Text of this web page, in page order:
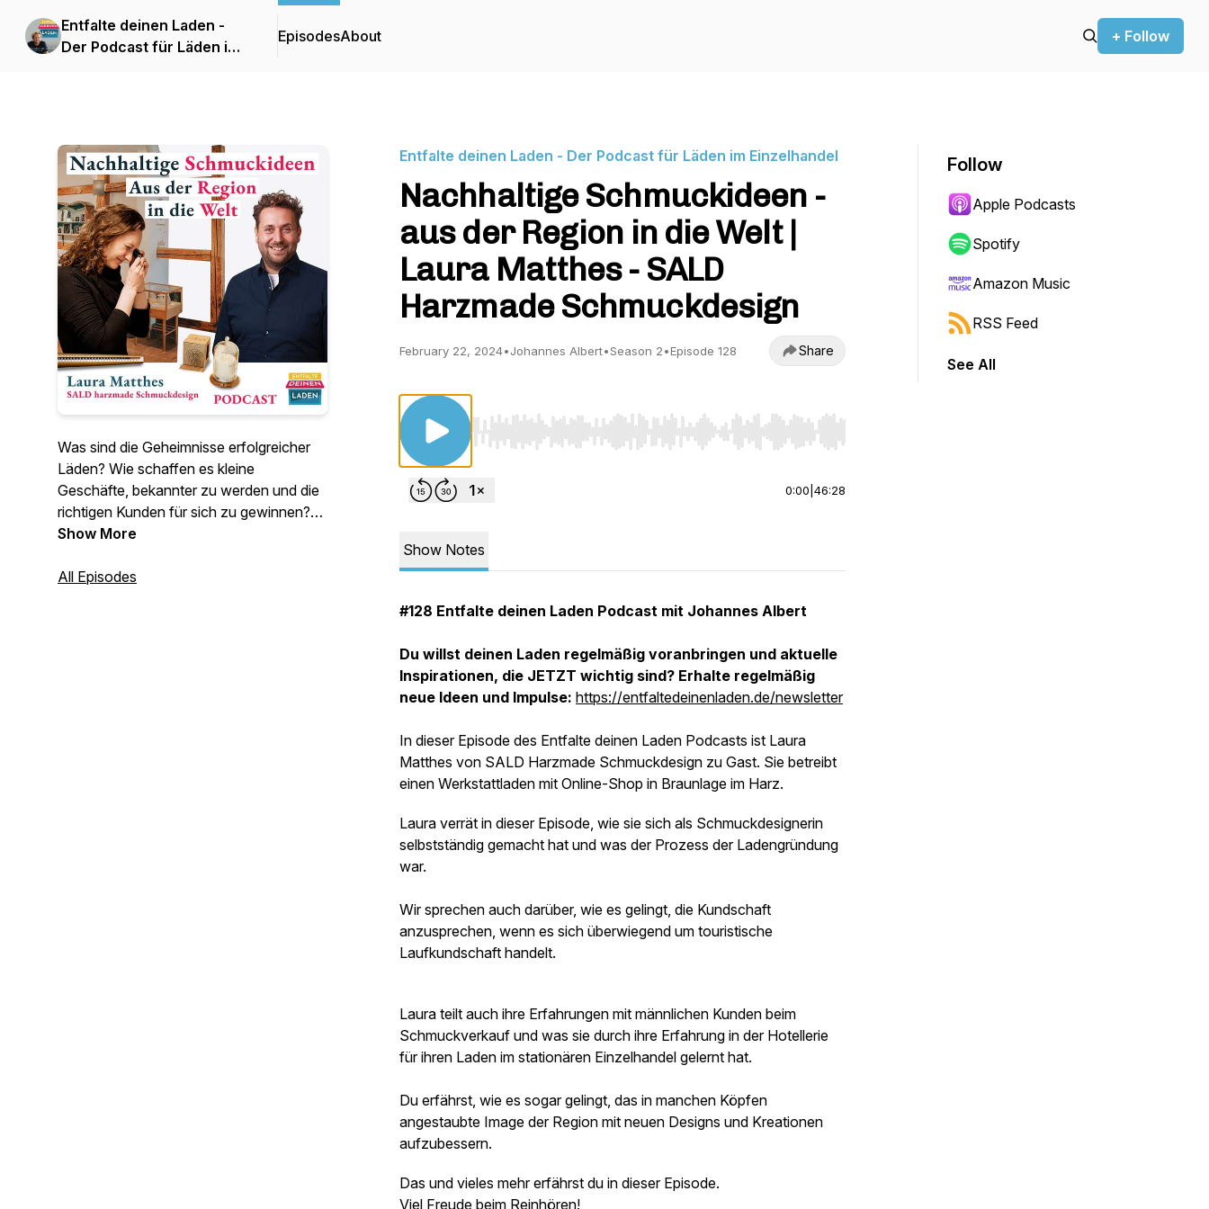
Entfalte deinen Laden -
Der Podcast für Läden im
EpisodesAbout + Follow
Was sind die Geheimnisse erfolgreicher
Läden? Wie schaffen es kleine
Geschäfte, bekannter zu werden und die
richtigen Kunden für sich zu gewinnen?
Jede Woche spreche ich im Entfalte
Ladeninhaber*innen von lokalen Läden
Show More
All Episodes
Entfalte deinen Laden - Der Podcast für Läden im Einzelhandel
Nachhaltige Schmuckideen -
aus der Region in die Welt |
Laura Matthes - SALD
Harzmade Schmuckdesign
February 22, 2024•Johannes Albert•Season 2•Episode 128 Share
Use Left/Right to seek, Home/End to jump to start or end. Hold shift to jump forward or backward.
0:00 46:28
Show Notes
#128 Entfalte deinen Laden Podcast mit Johannes Albert
Du willst deinen Laden regelmäßig voranbringen und aktuelle
Inspirationen, die JETZT wichtig sind? Erhalte regelmäßig
neue Ideen und Impulse: https://entfaltedeinenladen.de/newsletter
In dieser Episode des Entfalte deinen Laden Podcasts ist Laura
Matthes von SALD Harzmade Schmuckdesign zu Gast. Sie betreibt
einen Werkstattladen mit Online-Shop in Braunlage im Harz.
Laura verrät in dieser Episode, wie sie sich als Schmuckdesignerin
selbstständig gemacht hat und was der Prozess der Ladengründung
war.
Wir sprechen auch darüber, wie es gelingt, die Kundschaft
anzusprechen, wenn es sich überwiegend um touristische
Laufkundschaft handelt.
Laura teilt auch ihre Erfahrungen mit männlichen Kunden beim
Schmuckverkauf und was sie durch ihre Erfahrung in der Hotellerie
für ihren Laden im stationären Einzelhandel gelernt hat.
Du erfährst, wie es sogar gelingt, das in manchen Köpfen
angestaubte Image der Region mit neuen Designs und Kreationen
aufzubessern.
Das und vieles mehr erfährst du in dieser Episode.
Viel Freude beim Reinhören!
Follow
Apple Podcasts
Spotify
Amazon Music
RSS Feed
See All